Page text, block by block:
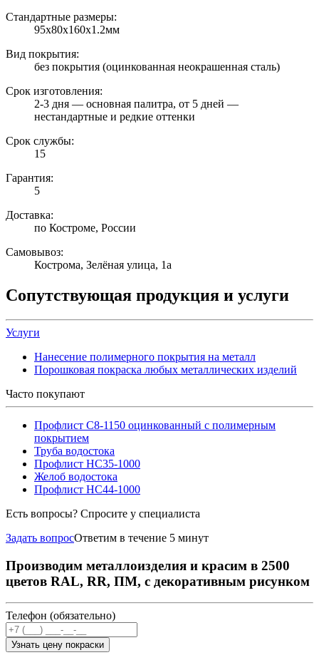
Стандартные размеры:
95х80х160х1.2мм
Вид покрытия:
без покрытия (оцинкованная неокрашенная сталь)
Срок изготовления:
2-3 дня — основная палитра, от 5 дней —
нестандартные и редкие оттенки
Срок службы:
15
Гарантия:
5
Доставка:
по Костроме, России
Самовывоз:
Кострома, Зелёная улица, 1а
Сопутствующая продукция и услуги
Услуги
Нанесение полимерного покрытия на металл
Порошковая покраска любых металлических изделий
Часто покупают
Профлист С8-1150 оцинкованный с полимерным
покрытием
Труба водостока
Профлист НС35-1000
Желоб водостока
Профлист НС44-1000
Есть вопросы? Спросите у специалиста
Задать вопросОтветим в течение 5 минут
Производим металлоизделия и красим в 2500
цветов RAL, RR, ПМ, с декоративным рисунком
Телефон (обязательно)
Узнать цену покраски